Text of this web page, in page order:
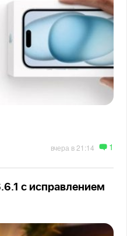
вчера в 21:14 1
с исправлением